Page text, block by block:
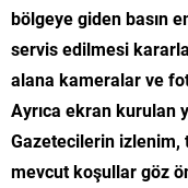
bölgeye giden basın
servis edilmesi
alana kameralar ve
Ayrıca ekran kurulan
Gazetecilerin izlenim,
mevcut koşullar göz